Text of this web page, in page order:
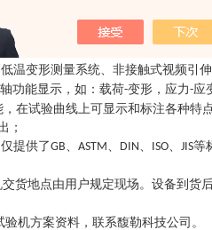
温变形测量系统、非接触式视频引伸
功能显示，如：载荷-变形，应力-应
在试验曲线上可显示和标注各种
；
提供了GB、 ASTM、 DIN、 ISO、 JIS等
交货地点由用户规定现场。设备到货
验机方案资料，联系馥勒科技公司。